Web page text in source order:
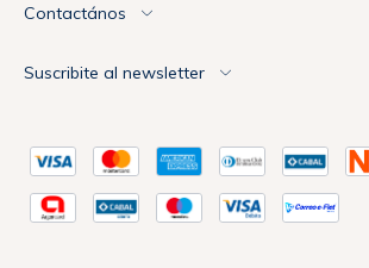
Contactános
Suscribite al newsletter